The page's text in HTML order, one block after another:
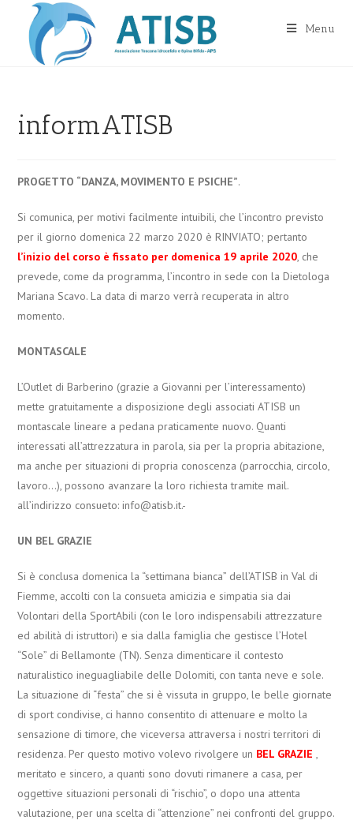
contenuto
Menu
informATISB
PROGETTO “DANZA, MOVIMENTO E PSICHE”.
Si comunica, per motivi facilmente intuibili, che l’incontro previsto
per il giorno domenica 22 marzo 2020 è RINVIATO; pertanto
l’inizio del corso è fissato per domenica 19 aprile 2020, che
prevede, come da programma, l’incontro in sede con la Dietologa
Mariana Scavo. La data di marzo verrà recuperata in altro
momento.
MONTASCALE
L’Outlet di Barberino (grazie a Giovanni per l’interessamento)
mette gratuitamente a disposizione degli associati ATISB un
montascale lineare a pedana praticamente nuovo. Quanti
interessati all’attrezzatura in parola, sia per la propria abitazione,
ma anche per situazioni di propria conoscenza (parrocchia, circolo,
lavoro…), possono avanzare la loro richiesta tramite mail.
all’indirizzo consueto: info@atisb.it.-
UN BEL GRAZIE
Si è conclusa domenica la “settimana bianca” dell’ATISB in Val di
Fiemme, accolti con la consueta amicizia e simpatia sia dai
Volontari della SportAbili (con le loro indispensabili attrezzature
ed abilità di istruttori) e sia dalla famiglia che gestisce l’Hotel
“Sole” di Bellamonte (TN). Senza dimenticare il contesto
naturalistico ineguagliabile delle Dolomiti, con tanta neve e sole.
La situazione di “festa” che si è vissuta in gruppo, le belle giornate
di sport condivise, ci hanno consentito di attenuare e molto la
sensazione di timore, che viceversa attraversa i nostri territori di
residenza. Per questo motivo volevo rivolgere un BEL GRAZIE ,
meritato e sincero, a quanti sono dovuti rimanere a casa, per
oggettive situazioni personali di “rischio”, o dopo una attenta
valutazione, per una scelta di “attenzione” nei confronti del gruppo.